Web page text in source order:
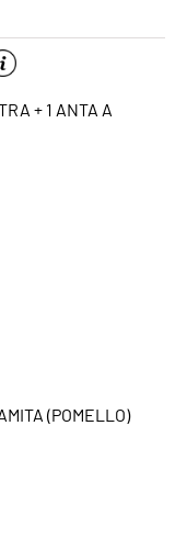
+ 1 ANTA A
(POMELLO)